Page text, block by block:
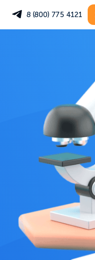
8 (800) 775 4121